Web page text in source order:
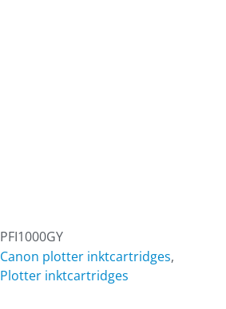
PFI1000GY
Canon plotter inktcartridges,
Plotter inktcartridges